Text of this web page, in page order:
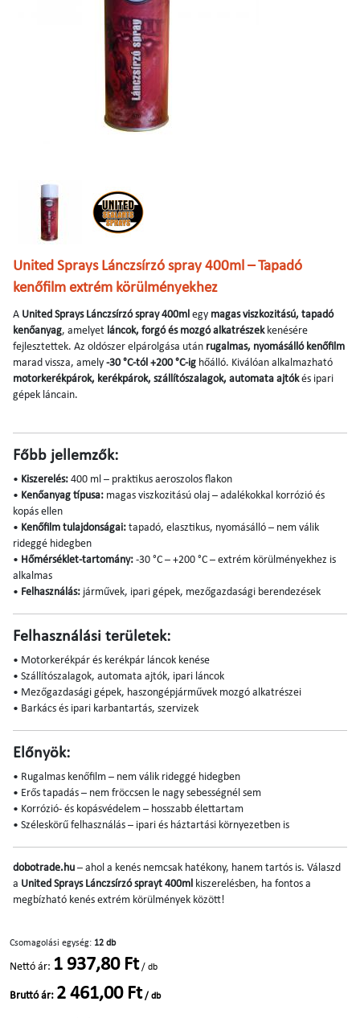
United Sprays Lánczsírzó spray 400ml –Tapadó
kenőfilm extrém körülményekhez
A United Sprays Lánczsírzó spray 400ml egy magas viszkozitású, tapadó
kenőanyag, amelyet láncok, forgó és mozgó alkatrészekkenésére
fejlesztettek. Az oldószer elpárolgása után rugalmas, nyomásálló kenőfilm
marad vissza, amely -30 °C-tól +200 °C-ig hőálló. Kiválóan alkalmazható
motorkerékpárok, kerékpárok, szállítószalagok, automata ajtókés ipari
gépek láncain.
Főbb jellemzők:
• Kiszerelés: 400 ml – praktikus aeroszolos flakon
• Kenőanyag típusa: magas viszkozitású olaj – adalékokkal korrózió és
kopás ellen
• Kenőfilm tulajdonságai: tapadó, elasztikus, nyomásálló – nem válik
rideggé hidegben
• Hőmérséklet-tartomány: -30 °C – +200 °C – extrém körülményekhez is
alkalmas
• Felhasználás: járművek, ipari gépek, mezőgazdasági berendezések
Felhasználási területek:
• Motorkerékpár és kerékpár láncok kenése
• Szállítószalagok, automata ajtók, ipari láncok
• Mezőgazdasági gépek, haszongépjárművek mozgó alkatrészei
• Barkács és ipari karbantartás, szervizek
Előnyök:
• Rugalmas kenőfilm – nem válik rideggé hidegben
• Erős tapadás – nem fröccsen le nagy sebességnél sem
• Korrózió- és kopásvédelem – hosszabb élettartam
• Széleskörű felhasználás – ipari és háztartási környezetben is
dobotrade.hu – ahol a kenés nemcsak hatékony, hanem tartós is. Válaszd
a United Sprays Lánczsírzó sprayt 400ml
kiszerelésben, ha fontos a
megbízható kenés extrém körülmények között!
Csomagolási egység: 12 db
Nettó ár: 1 937,80 Ft / db
Bruttó ár: 2 461,00 Ft / db